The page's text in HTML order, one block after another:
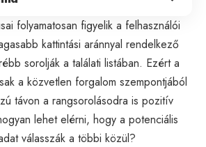
folyamatosan figyelik a felhasználói
kattintási aránnyal rendelkező
sorolják a találati listában. Ezért a
a közvetlen forgalom szempontjából
távon a rangsorolásodra is pozitív
lehet elérni, hogy a potenciális
válasszák a többi közül?